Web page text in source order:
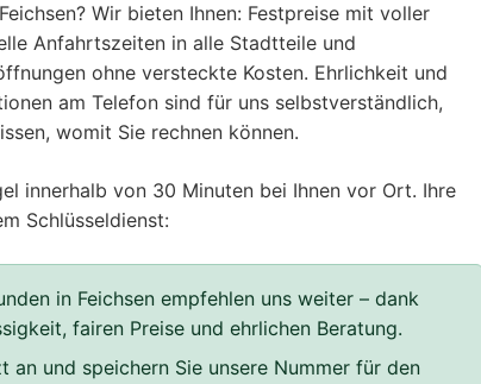
Wir bieten Ihnen: Festpreise mit voller
Anfahrtszeiten in alle Stadtteile und
ohne versteckte Kosten. Ehrlichkeit und
am Telefon sind für uns selbstverständlich,
womit Sie rechnen können.
innerhalb von 30 Minuten bei Ihnen vor Ort. Ihre
Schlüsseldienst:
in Feichsen empfehlen uns weiter – dank
fairen Preise und ehrlichen Beratung.
an und speichern Sie unsere Nummer für den